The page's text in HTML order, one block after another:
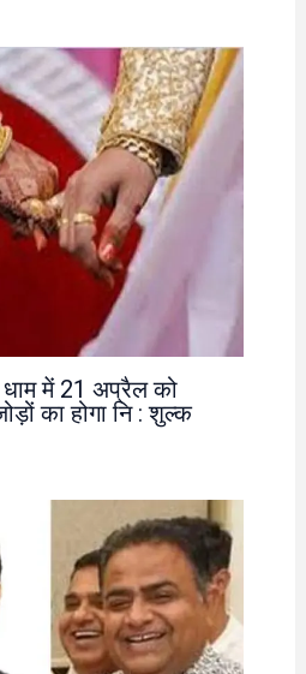
धाम में 21 अप्रैल को
का होगा नि : शुल्क